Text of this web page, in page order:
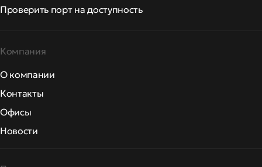
Проверить порт на доступность
Компания
О компании
Контакты
Офисы
Новости